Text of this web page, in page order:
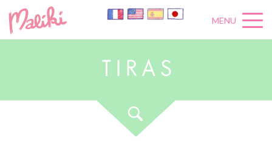
MENU
R A S